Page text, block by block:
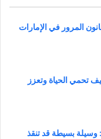
المرور في الإمارات
تحمي الحياة وتعزز
وسيلة بسيطة قد تنقذ